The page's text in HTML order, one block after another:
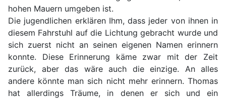
hohen Mauern umgeben ist.
Die jugendlichen erklären Ihm, dass jeder von ihnen in
diesem Fahrstuhl auf die Lichtung gebracht wurde und
sich zuerst nicht an seinen eigenen Namen erinnern
konnte. Diese Erinnerung käme zwar mit der Zeit
zurück, aber das wäre auch die einzige. An alles
andere könnte man sich nicht mehr erinnern. Thomas
hat allerdings Träume, in denen er sich und ein